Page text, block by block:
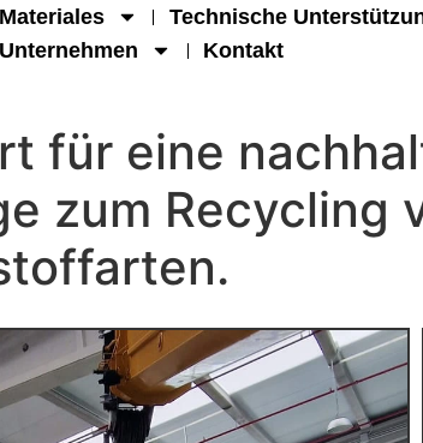
Materiales Technische
Unternehmen
Kontakt
für eine
zum Recycling